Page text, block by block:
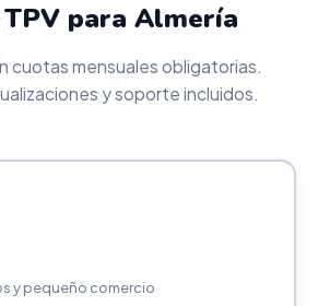
para Almería
cuotas mensuales obligatorias.
y soporte incluidos.
y pequeño comercio